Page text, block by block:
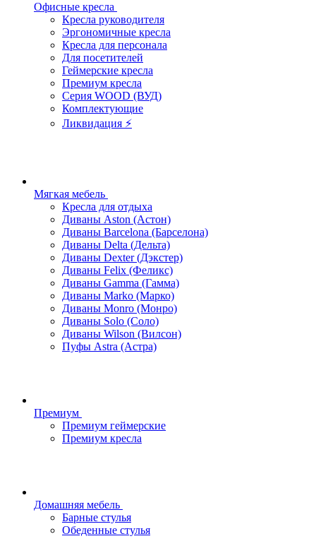
Офисные кресла
Кресла руководителя
Эргономичные кресла
Кресла для персонала
Для посетителей
Геймерские кресла
Премиум кресла
Серия WOOD (ВУД)
Комплектующие
Ликвидация ⚡
Мягкая мебель
Кресла для отдыха
Диваны Aston (Астон)
Диваны Barcelona (Барселона)
Диваны Delta (Дельта)
Диваны Dexter (Дэкстер)
Диваны Felix (Феликс)
Диваны Gamma (Гамма)
Диваны Marko (Марко)
Диваны Monro (Монро)
Диваны Solo (Соло)
Диваны Wilson (Вилсон)
Пуфы Astra (Астра)
Премиум
Премиум геймерские
Премиум кресла
Домашняя мебель
Барные стулья
Обеденные стулья